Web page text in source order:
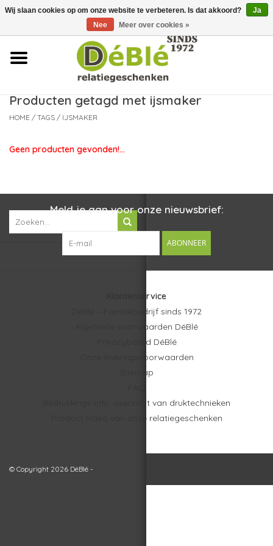
Over ons
Contact
Nieuws
Leveringsvoorwaarden
Producten getagd met ijsmaker
HOME / TAGS / IJSMAKER
Geen producten gevonden!...
Meld je aan voor onze nieuwsbrief:
ABONNEER
Klantenservice
DéBlé – Familiebedrijf sinds 1972
Algemene voorwaarden DéBlé
Privacybeleid DéBlé
Onze leveringsvoorwaarden
Sitemap
Bedrukkings-info: overzicht van druktechnieken
Product video van onze relatiegeschenken
© Copyright 2026 DéBlé -
Wij slaan cookies op om onze website te verbeteren. Is dat akkoord?
Ja
Nee
Meer over cookies »